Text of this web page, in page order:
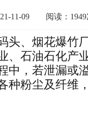
11-09 阅读：1949
头、烟花爆竹
、石油石化产
中，若泄漏或
种粉尘及纤维